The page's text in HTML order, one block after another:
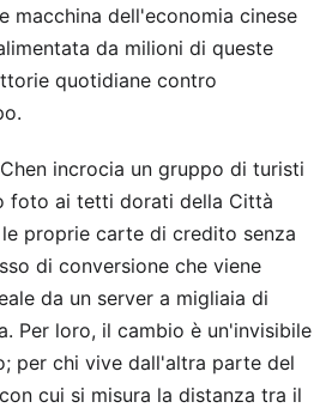
macchina dell'economia cinese
da milioni di queste
quotidiane contro
incrocia un gruppo di turisti
foto ai tetti dorati della Città
proprie carte di credito senza
di conversione che viene
da un server a migliaia di
Per loro, il cambio è un'invisibile
per chi vive dall'altra parte del
cui si misura la distanza tra il